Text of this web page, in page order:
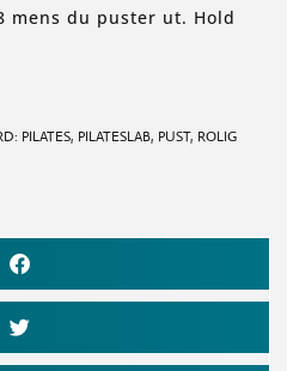
du puster ut. Hold
PILATES, PILATESLAB, PUST, ROLIG